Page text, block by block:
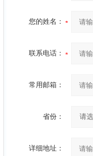
您的姓名：
联系电话：
常用邮箱：
省份：
详细地址：